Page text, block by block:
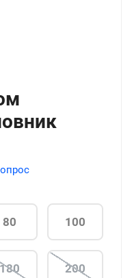
80 100
180 200